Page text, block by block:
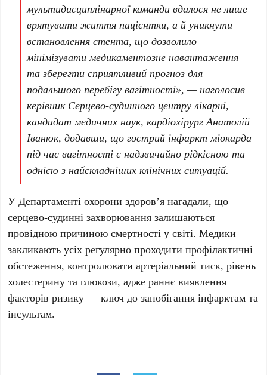
мультидисциплінарної команди вдалося не лише
врятувати життя пацієнтки, а й уникнути
встановлення стента, що дозволило
мінімізувати медикаментозне навантаження
та зберегти сприятливий прогноз для
подальшого перебігу вагітності», — наголосив
керівник Серцево-судинного центру лікарні,
кандидат медичних наук, кардіохірургАнатолій
Іванюк, додавши, що гострий інфаркт міокарда
під час вагітності є надзвичайно рідкісною та
однією з найскладніших клінічних ситуацій.
У Департаменті охорони здоров’я нагадали, що
серцево-судинні захворювання залишаються
провідною причиною смертності у світі. Медики
закликають усіх регулярно проходити профілактичні
обстеження, контролюватиартеріальний тиск, рівень
холестерину та глюкози, адже раннє виявлення
факторів ризику — ключ до запобігання інфарктам та
інсультам.